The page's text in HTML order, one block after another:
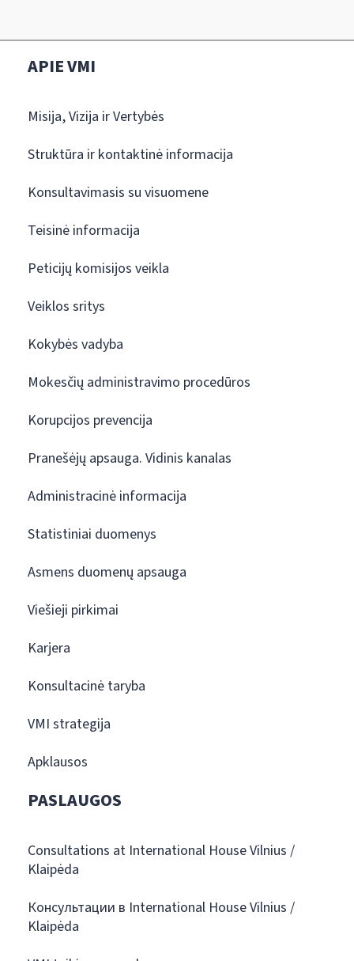
APIE VMI
Misija, Vizija ir Vertybės
Struktūra ir kontaktinė informacija
Konsultavimasis su visuomene
Teisinė informacija
Peticijų komisijos veikla
Veiklos sritys
Kokybės vadyba
Mokesčių administravimo procedūros
Korupcijos prevencija
Pranešėjų apsauga. Vidinis kanalas
Administracinė informacija
Statistiniai duomenys
Asmens duomenų apsauga
Viešieji pirkimai
Karjera
Konsultacinė taryba
VMI strategija
Apklausos
PASLAUGOS
Consultations at International House Vilnius /
Klaipėda
Консультации в International House Vilnius /
Klaipėda